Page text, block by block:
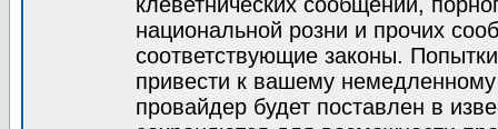
национальной розни и прочих
соответствующие законы.
привести к вашему
провайдер будет поставлен в